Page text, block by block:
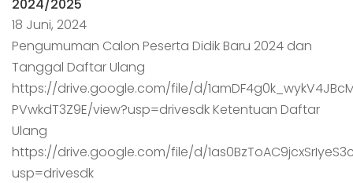
2024/2025
18 Juni, 2024
Pengumuman Calon Peserta Didik Baru 2024 dan
Tanggal Daftar Ulang
https://drive.google.com/file/d/
PVwkdT3Z9E/view?usp=drivesdk Ketentuan Daftar
Ulang
https://drive.google.com/file/d/
usp=drivesdk